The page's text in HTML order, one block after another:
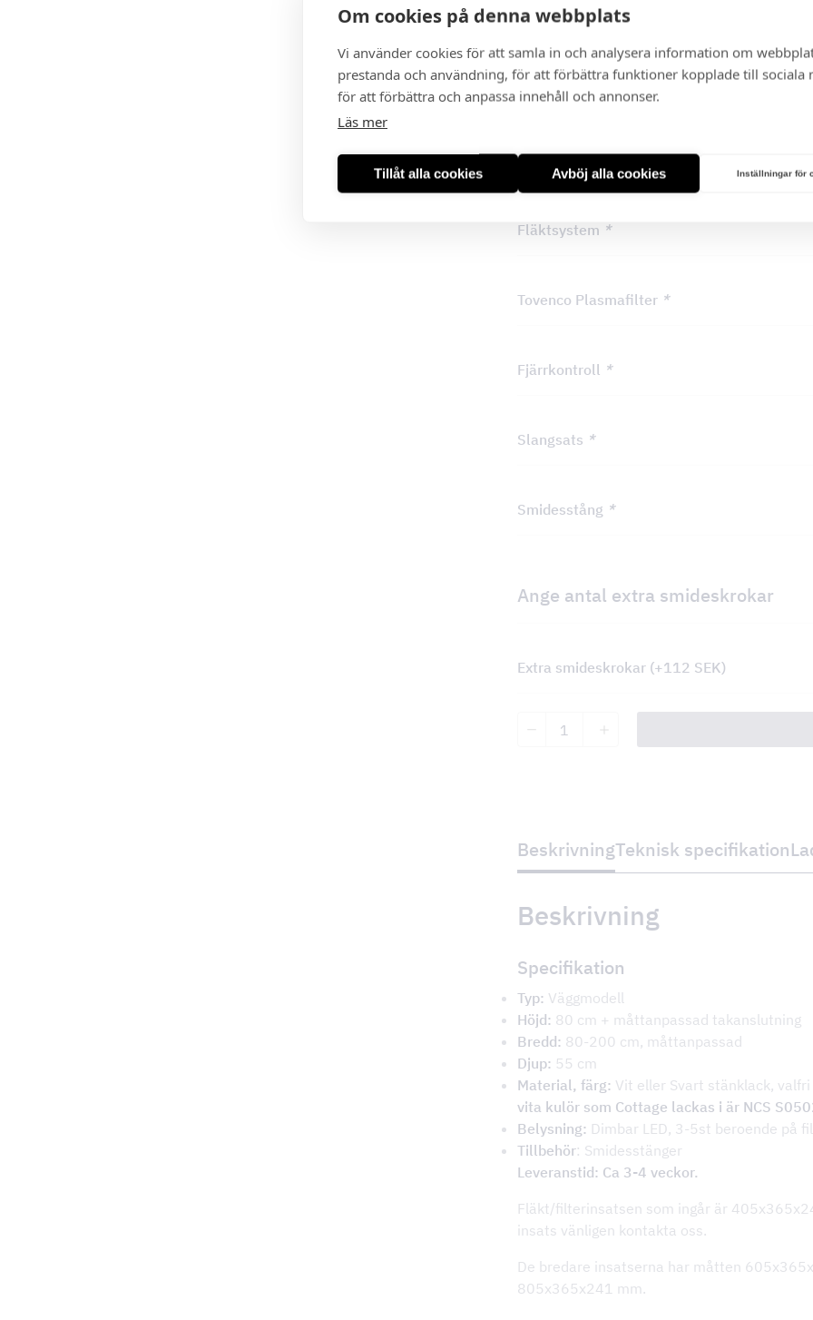
Om cookies på denna webbplats
Vi använder cookies för att samla in och analysera information om
prestanda och användning, för att förbättra funktioner kopplade till sociala
för att förbättra och anpassa innehåll och annonser.
Läs mer
Tillåt alla cookies Avböj alla cookies Inställningar för
Vedspis höger
Vedspis vänster
Brutet hörn*
Fläktsystem *
Tovenco Plasmafilter *
Fjärrkontroll *
Slangsats *
Smidesstång *
Ange antal extra smideskrokar
Extra smideskrokar (+112 SEK)
BeskrivningTeknisk specifikation
Beskrivning
Specifikation
Typ: Väggmodell
Höjd: 80 cm + måttanpassad takanslutning
Bredd: 80-200 cm, måttanpassad
Djup: 55 cm
Material, färg: Vit eller Svart stänklack, valfri
vita kulör som Cottage lackas i är NCS
Belysning: Dimbar LED, 3-5st beroende på
Tillbehör: Smidesstänger
Leveranstid: Ca 3-4 veckor.
Fläkt/filterinsatsen som ingår är
insats vänligen kontakta oss.
De bredare insatserna har måtten
805x365x241 mm.